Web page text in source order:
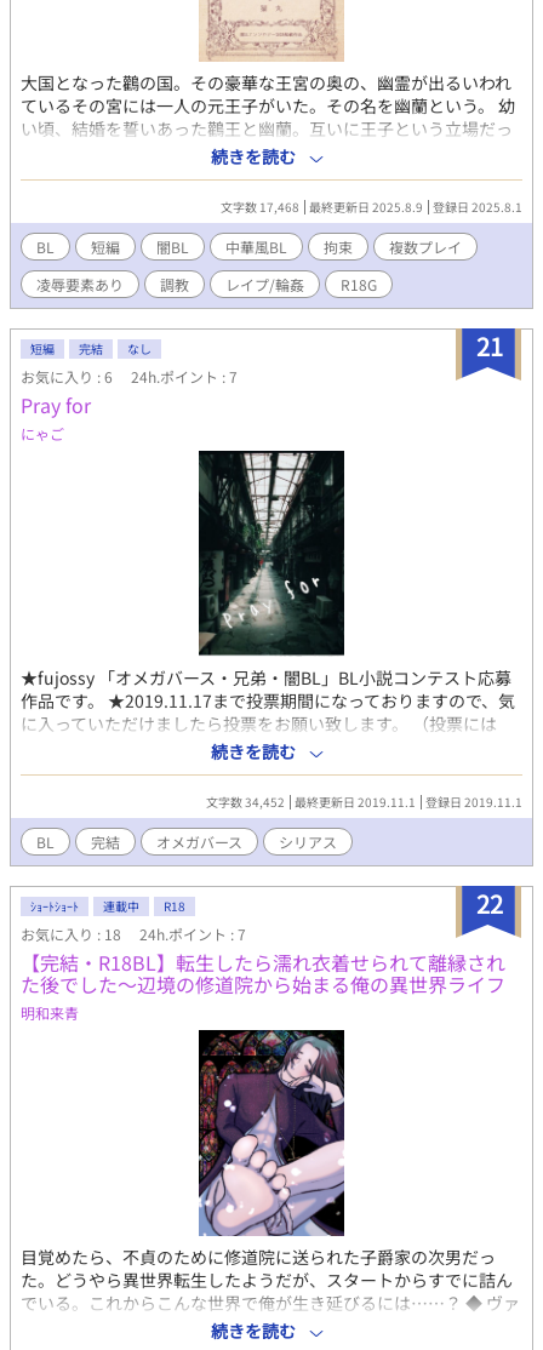
大国となった鸛の国。その豪華な王宮の奥の、幽霊が出るいわれ
ているその宮には一人の元王子がいた。その名を幽蘭という。 幼
い頃、結婚を誓いあった鸛王と幽蘭。互いに王子という立場だっ
たにも関わらず、戦争の勝敗が二人に真逆の人生を歩ませる。時
代に翻弄されるだけで、何者にも成れぬ幽蘭。抗う気力すら失
い、壊れそうな彼を支える従者のスズメ。薄氷の上を歩くかのよ
うな、微妙なバランスの中で保っている三人の関係は今後どうな
っていくのか。中華風ＢＬ。 〇大国の王（攻）・従者（攻）×亡
国の元王子（総受け） 〇表紙／１P・本編／全7話・番外編／全2
話 ※2025.8.1～完結まで毎日23：00公開予定です。 ※本作品は
『闇BLアンソロジー2024』に掲載された作品です。 ※番外編は、
本編より前の時間軸になります。そちらは拘束、複数攻め、非合
意性交等ハードなシーンが続きますので地雷の方はご注意くださ
い。 ※本作はフィクションであり、暴力や性的虐待を肯定する意
図は一切ありません。
続きを読む
文字数 17,468 最終更新日 2025.8.9 登録日 2025.8.1
BL 短編 闇BL 中華風BL 拘束
複数プレイ
凌辱要素あり
調教 レイプ/輪姦 R18G
21
短編 完結 なし
お気に入り : 6 24h.ポイント : 7
Pray for
にゃご
★fujossy 「オメガバース・兄弟・闇BL」BL小説コンテスト応募
作品です。 ★2019.11.17まで投票期間になっておりますので、気
に入っていただけましたら投票をお願い致します。 （投票には
fijossyへの登録が必要です） 投票先→
https://fujossy.jp/books/14672 ★続きも書きますー！ ある問題
を抱えた二人が、夜の街で偶然出会う。 後ろ暗さを抱えたまま必
死で生きてきた二人が、お互いの在り方を知り、それぞれ前に進
むため相手を求める。 暗闇の中から光を探す、二人の始まりの
話。 ※オメガバースですが、説明をかなり省略しております。あ
らかじめ、オメガバースの基礎知識を持って読んでいただいた方
がわかりやすいかと思います。
続きを読む
文字数 34,452 最終更新日 2019.11.1 登録日 2019.11.1
BL 完結 オメガバース シリアス
22
ｼｮｰﾄｼｮｰﾄ 連載中 R18
お気に入り : 18 24h.ポイント : 7
【完結・R18BL】転生したら濡れ衣着せられて離縁され
た後でした～辺境の修道院から始まる俺の異世界ライフ
明和来青
目覚めたら、不貞のために修道院に送られた子爵家の次男だっ
た。どうやら異世界転生したようだが、スタートからすでに詰ん
でいる。これからこんな世界で俺が生き延びるには……？ ◆ ヴァ
レンタイン（ヴァル）主人公。元は清廉潔白な性格の努力家。不
続きを読む